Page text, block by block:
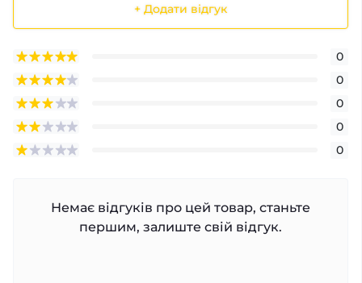
+ Додати відгук
0
0
0
0
0
Немає відгуків про цей товар, станьте
першим, залиште свій відгук.